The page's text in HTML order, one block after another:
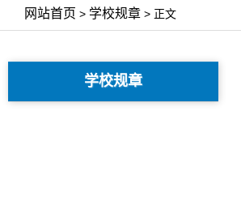
网站首页 > 学校规章 > 正文
学校规章